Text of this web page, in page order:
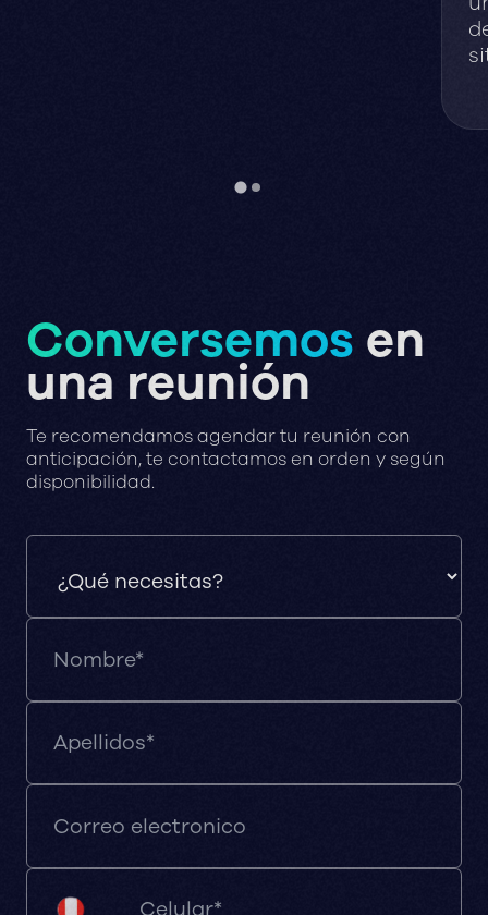
Conversemos en
una reunión
Te recomendamos agendar tu reunión con
anticipación, te contactamos en orden y según
disponibilidad.